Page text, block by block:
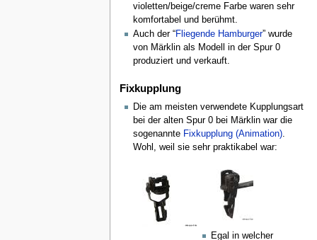
violetten/beige/creme Farbe waren sehr
komfortabel und berühmt.
Auch der “Fliegende Hamburger” wurde
von Märklin als Modell in der Spur 0
produziert und verkauft.
Fixkupplung
Die am meisten verwendete Kupplungsart
bei der alten Spur 0 bei Märklin war die
sogenannte Fixkupplung (Animation).
Wohl, weil sie sehr praktikabel war:
Egal in welcher